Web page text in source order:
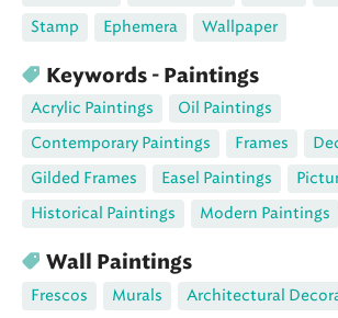
Stamp
Ephemera Wallpaper
Keywords - Paintings
Acrylic Paintings
Oil Paintings
Contemporary Paintings
Frames
Gilded Frames
Easel Paintings
Historical Paintings
Modern Paintings
Wall Paintings
Frescos Murals Architectural